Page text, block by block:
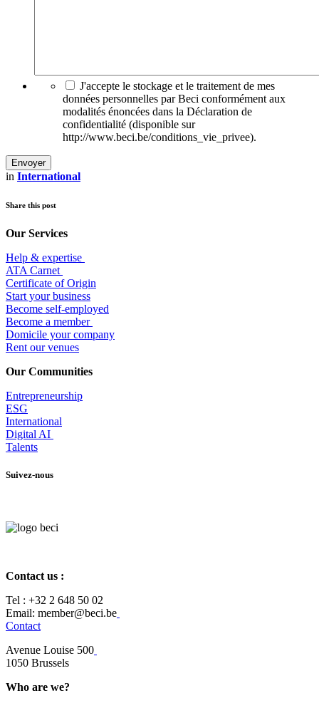
J'accepte le stockage et le traitement de mes
données personnelles par Beci conformément aux
modalités énoncées dans la Déclaration de
confidentialité (disponible sur
http://www.beci.be/conditions_vie_privee).
in International
Share this post
Our Services
Help & expertise
​ATA Carnet
Certificate of Origin
Start your business
Become self-employed
Become a member
​Domicile your company
Rent our venues
Our Communities
Entrepreneurship
ESG
International
Digital AI
Talents
Suivez-nous
Contact us :
Tel : +32 2 648 50 02​
​​Email: member@beci.be
Contact
Avenue Louise 500
​1050 Brussels
Who are we?